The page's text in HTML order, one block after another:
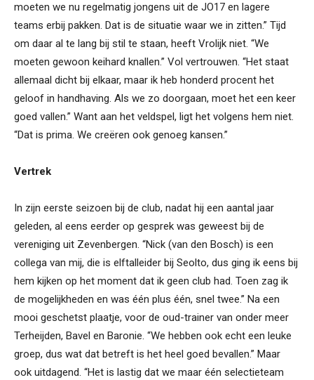
moeten we nu regelmatig jongens uit de JO17 en lagere
teams erbij pakken. Dat is de situatie waar we in zitten.” Tijd
om daar al te lang bij stil te staan, heeft Vrolijk niet. “We
moeten gewoon keihard knallen.” Vol vertrouwen. “Het staat
allemaal dicht bij elkaar, maar ik heb honderd procent het
geloof in handhaving. Als we zo doorgaan, moet het een keer
goed vallen.” Want aan het veldspel, ligt het volgens hem niet.
“Dat is prima. We creëren ook genoeg kansen.”
Vertrek
In zijn eerste seizoen bij de club, nadat hij een aantal jaar
geleden, al eens eerder op gesprek was geweest bij de
vereniging uit Zevenbergen. “Nick (van den Bosch) is een
collega van mij, die is elftalleider bij Seolto, dus ging ik eens bij
hem kijken op het moment dat ik geen club had. Toen zag ik
de mogelijkheden en was één plus één, snel twee.” Na een
mooi geschetst plaatje, voor de oud-trainer van onder meer
Terheijden, Bavel en Baronie. “We hebben ook echt een leuke
groep, dus wat dat betreft is het heel goed bevallen.” Maar
ook uitdagend. “Het is lastig dat we maar één selectieteam